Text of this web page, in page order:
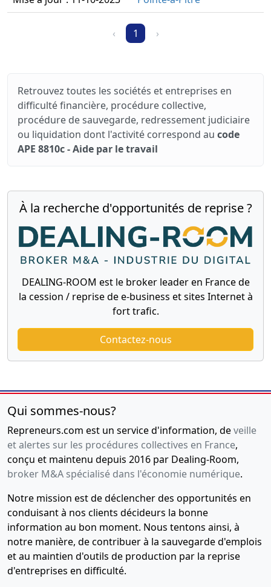
‹ 1 ›
Retrouvez toutes les sociétés et entreprises en
difficulté financière, procédure collective,
procédure de sauvegarde, redressement judiciaire
ou liquidation dont l'activité correspond au code
APE 8810c - Aide par le travail
À la recherche d'opportunités de reprise ?
DEALING-ROOM est le broker leader en France de
la cession / reprise de e-business et sites Internet à
fort trafic.
Contactez-nous
Qui sommes-nous?
Repreneurs.com est un service d'information, deveille
et alertes sur les procédures collectives en France,
conçu et maintenu depuis 2016 par Dealing-Room,
broker M&A spécialisé dans l'économie numérique.
Notre mission est de déclencher des opportunités en
conduisant à nos clients décideurs la bonne
information au bon moment. Nous tentons ainsi, à
notre manière, de contribuer à la sauvegarde d'emplois
et au maintien d'outils de production par la reprise
d'entreprises en difficulté.